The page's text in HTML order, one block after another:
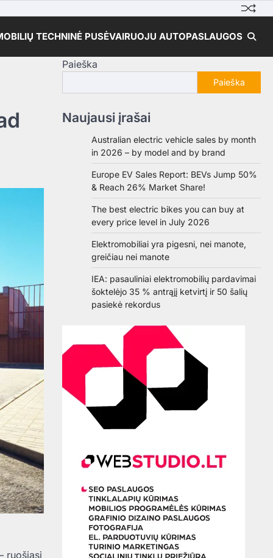
TECHNINĖ PUSĖVAIRUOJU AUTOPASLAUGOS
ruošiasi
Paieška
Paieška
Naujausi įrašai
Australian electric vehicle sales by month
in 2026 – by model and by brand
Europe EV Sales Report: BEVs Jump 50%
& Reach 26% Market Share!
The best electric bikes you can buy at
every price level in July 2026
Elektromobiliai yra pigesni, nei manote,
greičiau nei manote
IEA: pasauliniai elektromobilių pardavimai
šoktelėjo 35 % antrąjį ketvirtį ir 50 šalių
pasiekė rekordus